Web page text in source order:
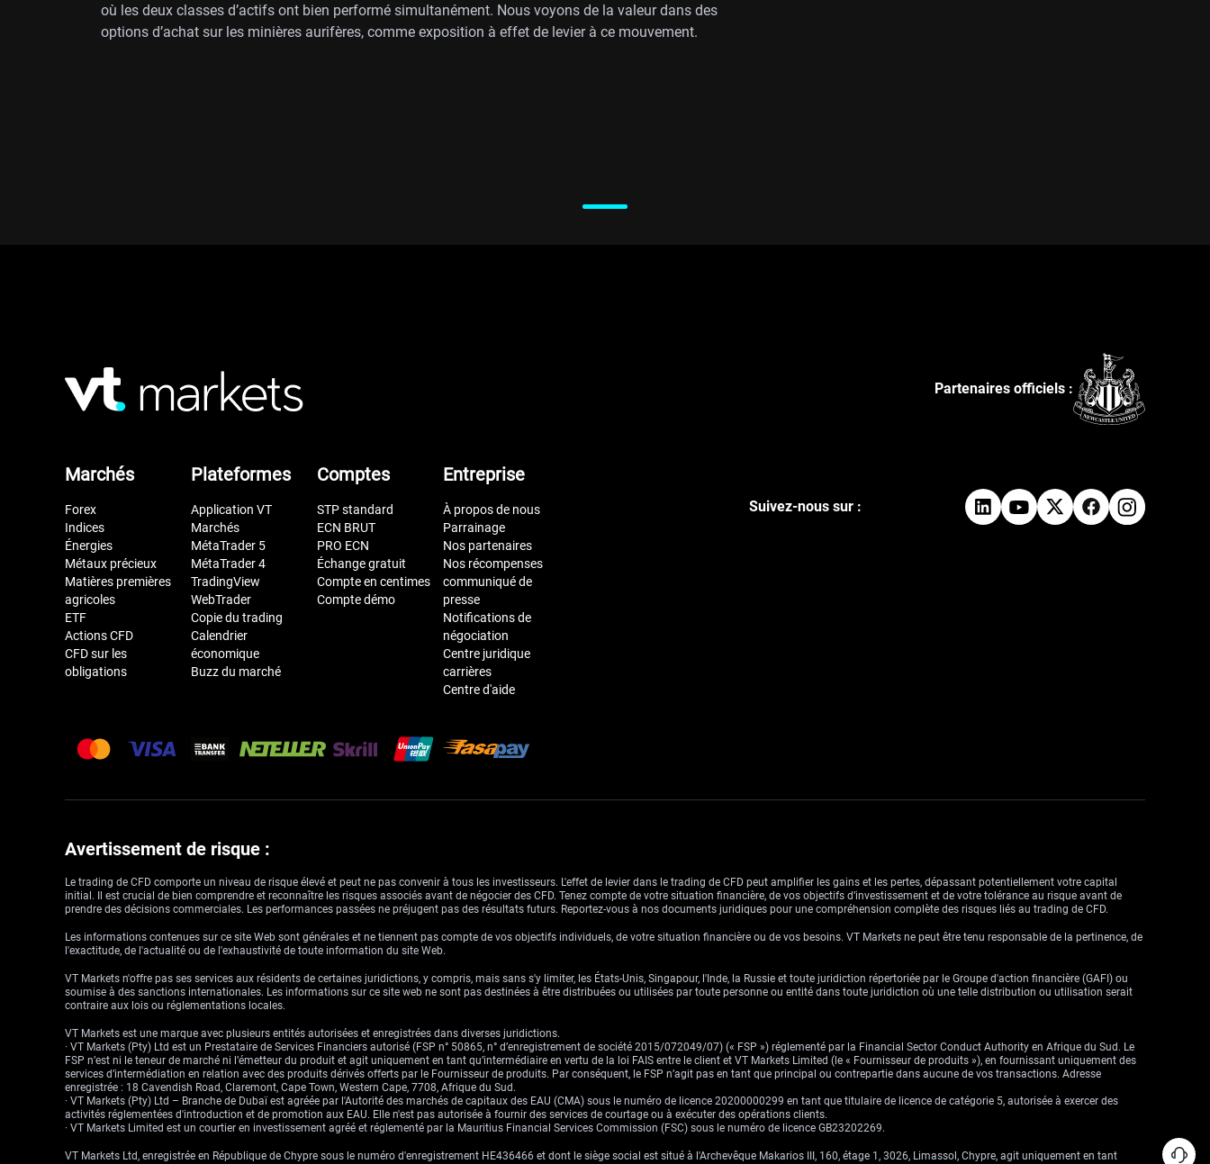
où les deux classes d’actifs ont bien performé simultanément. Nous voyons de la valeur dans des
options d’achat sur les minières aurifères, comme exposition à effet de levier à ce mouvement.
Partenaires officiels :
Marchés
Forex
Indices
Énergies
Métaux précieux
Matières premières
agricoles
ETF
Actions CFD
CFD sur les
obligations
Plateformes
Application VT
Marchés
MétaTrader 5
MétaTrader 4
TradingView
WebTrader
Copie du trading
Calendrier
économique
Buzz du marché
Comptes
STP standard
ECN BRUT
PRO ECN
Échange gratuit
Compte en centimes
Compte démo
Entreprise
À propos de nous
Parrainage
Nos partenaires
Nos récompenses
communiqué de
presse
Notifications de
négociation
Centre juridique
carrières
Centre d'aide
Suivez-nous sur :
Avertissement de risque :
Le trading de CFD comporte un niveau de risque élevé et peut ne pas convenir à tous les investisseurs. L'effet de levier dans le trading de CFD peut amplifier les gains et les pertes, dépassant potentiellement votre capital
initial. Il est crucial de bien comprendre et reconnaître les risques associés avant de négocier des CFD. Tenez compte de votre situation financière, de vos objectifs d’investissement et de votre tolérance au risque avant de
prendre des décisions commerciales. Les performances passées ne préjugent pas des résultats futurs. Reportez-vous à nos documents juridiques pour une compréhension complète des risques liés au trading de CFD.
Les informations contenues sur ce site Web sont générales et ne tiennent pas compte de vos objectifs individuels, de votre situation financière ou de vos besoins. VT Markets ne peut être tenu responsable de la pertinence, de
l'exactitude, de l'actualité ou de l'exhaustivité de toute information du site Web.
VT Markets n'offre pas ses services aux résidents de certaines juridictions, y compris, mais sans s'y limiter, les États-Unis, Singapour, l'Inde, la Russie et toute juridiction répertoriée par le Groupe d'action financière (GAFI) ou
soumise à des sanctions internationales. Les informations sur ce site web ne sont pas destinées à être distribuées ou utilisées par toute personne ou entité dans toute juridiction où une telle distribution ou utilisation serait
contraire aux lois ou réglementations locales.
VT Markets est une marque avec plusieurs entités autorisées et enregistrées dans diverses juridictions.
· VT Markets (Pty) Ltd est un Prestataire de Services Financiers autorisé (FSP n° 50865, n° d’enregistrement de société 2015/072049/07) (« FSP ») réglementé par la Financial Sector Conduct Authority en Afrique du Sud. Le
FSP n’est ni le teneur de marché ni l’émetteur du produit et agit uniquement en tant qu’intermédiaire en vertu de la loi FAIS entre le client et VT Markets Limited (le « Fournisseur de produits »), en fournissant uniquement des
services d’intermédiation en relation avec des produits dérivés offerts par le Fournisseur de produits. Par conséquent, le FSP n’agit pas en tant que principal ou contrepartie dans aucune de vos transactions. Adresse
enregistrée : 18 Cavendish Road, Claremont, Cape Town, Western Cape, 7708, Afrique du Sud.
· VT Markets (Pty) Ltd – Branche de Dubaï est agréée par l'Autorité des marchés de capitaux des EAU (CMA) sous le numéro de licence 20200000299 en tant que titulaire de licence de catégorie 5, autorisée à exercer des
activités réglementées d'introduction et de promotion aux EAU. Elle n'est pas autorisée à fournir des services de courtage ou à exécuter des opérations clients.
· VT Markets Limited est un courtier en investissement agréé et réglementé par la Mauritius Financial Services Commission (FSC) sous le numéro de licence GB23202269.
VT Markets Ltd, enregistrée en République de Chypre sous le numéro d'enregistrement HE436466 et dont le siège social est situé à l'Archevêque Makarios III, 160, étage 1, 3026, Limassol, Chypre, agit uniquement en tant